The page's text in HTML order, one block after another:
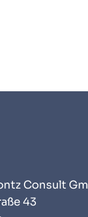
Consult
43